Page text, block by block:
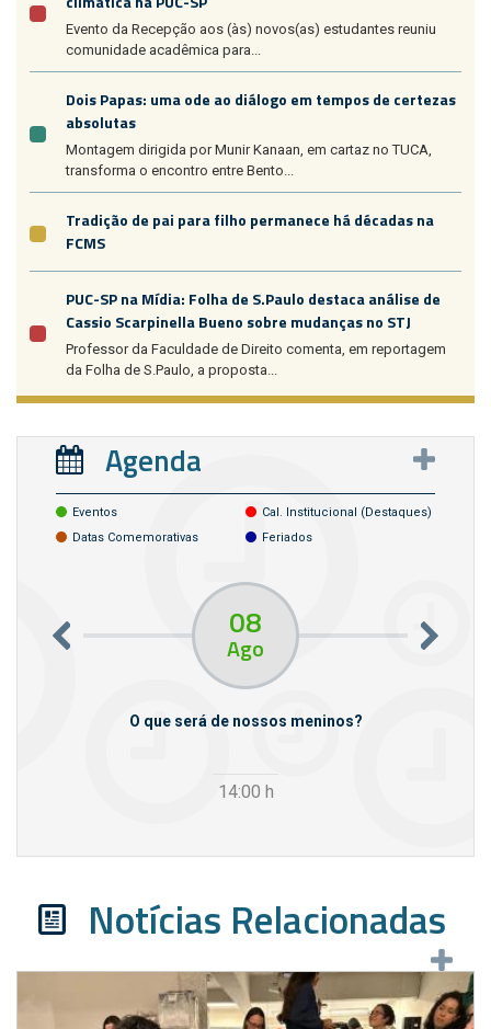
Evento da Recepção aos (às) novos(as) estudantes reuniu
comunidade acadêmica para...
Dois Papas: uma ode ao diálogo em tempos de certezas
absolutas
Montagem dirigida por Munir Kanaan, em cartaz no TUCA,
transforma o encontro entre Bento...
Tradição de pai para filho permanece há décadas na
FCMS
PUC-SP na Mídia: Folha de S.Paulo destaca análise de
Cassio Scarpinella Bueno sobre mudanças no STJ
Professor da Faculdade de Direito comenta, em reportagem
da Folha de S.Paulo, a proposta...
Agenda
Eventos
Cal. Institucional (destaques)
Datas Comemorativas
Feriados
08
Ago
O que será de nossos meninos?
14:00 h
Notícias Relacionadas